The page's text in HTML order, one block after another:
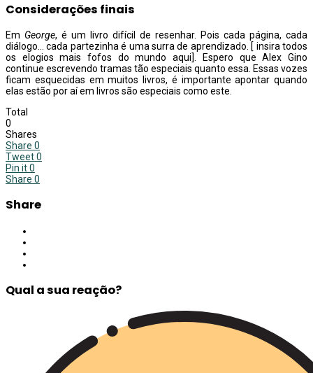
Considerações finais
Em George, é um livro difícil de resenhar. Pois cada página, cada
diálogo… cada partezinha é uma surra de aprendizado. [ insira todos
os elogios mais fofos do mundo aqui]. Espero que Alex Gino
continue escrevendo tramas tão especiais quanto essa. Essas vozes
ficam esquecidas em muitos livros, é importante apontar quando
elas estão por aí em livros são especiais como este.
Total
0
Shares
Share 0
Tweet0
Pin it0
Share 0
Share
Qual a sua reação?